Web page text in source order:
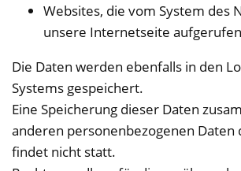
Websites, die vom System des
unsere Internetseite
Die Daten werden ebenfalls in den
Systems gespeichert.
Eine Speicherung dieser Daten
anderen personenbezogenen Daten
findet nicht statt.